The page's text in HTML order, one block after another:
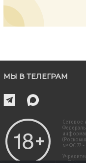
МЫ В ТЕЛЕГРАМ
Сетевое
№ ФС 77 -